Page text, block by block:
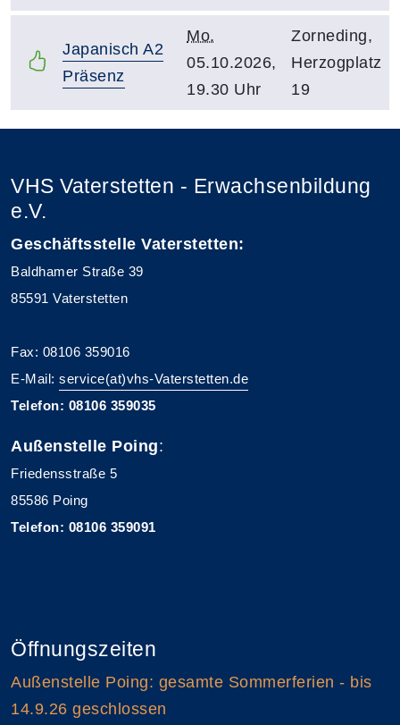
Japanisch A2
Präsenz
Mo.
05.10.2026,
19.30 Uhr
Zorneding,
Herzogplatz
19
VHS Vaterstetten - Erwachsenbildung
e.V.
Geschäftsstelle Vaterstetten:
Baldhamer Straße 39
85591 Vaterstetten
Fax: 08106 359016
E-Mail: service(at)vhs-Vaterstetten.de
Telefon: 08106 359035
Außenstelle Poing:
Friedensstraße 5
85586 Poing
Telefon: 08106 359091
Öffnungszeiten
Außenstelle Poing: gesamte Sommerferien - bis
14.9.26 geschlossen